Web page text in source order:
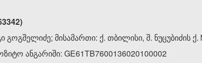
მისამართი: ქ. თბილისი, შ. ნუცუბიძის
ანგარიში: GE61TB7600136020100002